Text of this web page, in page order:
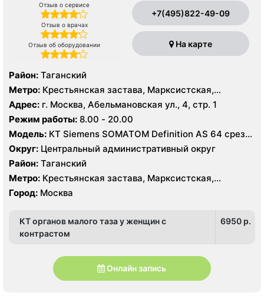
Отзыв о сервисе
Отзыв о врачах
Отзыв об оборудовании
+7(495)822-49-09
На карте
Район: Таганский
Метро: Крестьянская застава, Марксистская,
Пролетарская
Адрес: г. Москва, Абельмановская ул., 4, стр. 1
Режим работы: 8.00 - 20.00
Модель: КТ Siemens SOMATOM Definition AS 64 среза,
УЗИ GE Voluson730 Pro, Philips iE33, GE Voluson730
Expert
Округ: Центральный административный округ
Район: Таганский
Метро: Крестьянская застава, Марксистская,
Пролетарская
Город: Москва
КТ органов малого таза у женщин с
контрастом
6950 p.
Онлайн запись